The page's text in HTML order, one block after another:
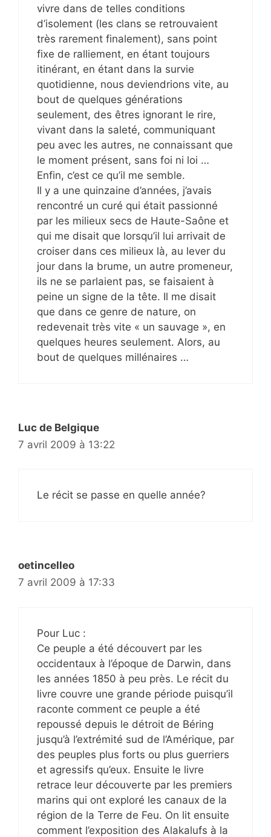
vivre dans de telles conditions
d’isolement (les clans se retrouvaient
très rarement finalement), sans point
fixe de ralliement, en étant toujours
itinérant, en étant dans la survie
quotidienne, nous deviendrions vite, au
bout de quelques générations
seulement, des êtres ignorant le rire,
vivant dans la saleté, communiquant
peu avec les autres, ne connaissant que
le moment présent, sans foi ni loi …
Enfin, c’est ce qu’il me semble.
Il y a une quinzaine d’années, j’avais
rencontré un curé qui était passionné
par les milieux secs de Haute-Saône et
qui me disait que lorsqu’il lui arrivait de
croiser dans ces milieux là, au lever du
jour dans la brume, un autre promeneur,
ils ne se parlaient pas, se faisaient à
peine un signe de la tête. Il me disait
que dans ce genre de nature, on
redevenait très vite « un sauvage », en
quelques heures seulement. Alors, au
bout de quelques millénaires …
Luc de Belgique
7 avril 2009 à 13:22
Le récit se passe en quelle année?
oetincelleo
7 avril 2009 à 17:33
Pour Luc :
Ce peuple a été découvert par les
occidentaux à l’époque de Darwin, dans
les années 1850 à peu près. Le récit du
livre couvre une grande période puisqu’il
raconte comment ce peuple a été
repoussé depuis le détroit de Béring
jusqu’à l’extrémité sud de l’Amérique, par
des peuples plus forts ou plus guerriers
et agressifs qu’eux. Ensuite le livre
retrace leur découverte par les premiers
marins qui ont exploré les canaux de la
région de la Terre de Feu. On lit ensuite
comment l’exposition des Alakalufs à la